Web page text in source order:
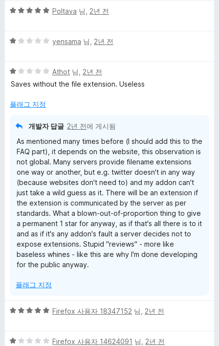
5
5
점
점
Poltava 님, 2년 전
5
점
에
점
yensama 님, 2년 전
5
점
점
Athot 님, 2년 전
Saves without the file extension. Useless
플래그 지정
개발자 답글 2년 전에 게시됨
As mentioned many times before (I should add this to the
FAQ part), it depends on the website, this observation is
not global. Many servers provide filename extensions
one way or another, but e.g. twitter doesn't in any way
(because websites don't need to) and my addon can't
just take a wild guess as it. There will be an extension if
the extension is communicated by the server as per
standards. What a blown-out-of-proportion thing to give
a permanent 1 star for anyway, as if that's all there is to it
and as if it's any addon's fault a server decides not to
expose extensions. Stupid "reviews" - more like
baseless whines - like this are why I'm done developing
for the public anyway.
플래그 지정
5
점
Firefox 사용자 18347152 님, 2년 전
5 Firefox 사용자 14624091 님, 2년 전